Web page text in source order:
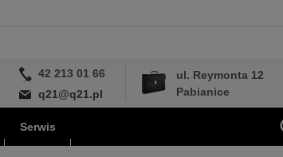
42 213 01 66
q21@q21.pl
ul. Reymonta 12
Pabianice
Serwis